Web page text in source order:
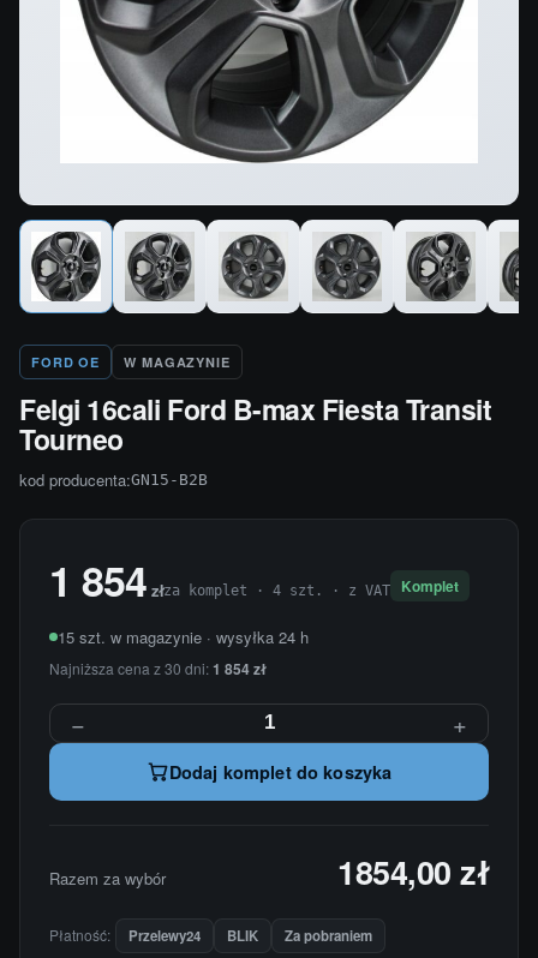
FORD OE W MAGAZYNIE
Felgi 16cali Ford B-max Fiesta Transit
Tourneo
kod producenta:GN15-B2B
1 854 złza komplet · 4 szt. · z VAT Komplet
15 szt. w magazynie · wysyłka 24 h
Najniższa cena z 30 dni:1 854 zł
− +
Dodaj komplet do koszyka
Razem za wybór 1854,00 zł
Płatność: Przelewy24 BLIK Za pobraniem